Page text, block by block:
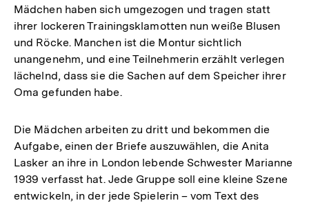
Mädchen haben sich umgezogen und tragen statt
ihrer lockeren Trainingsklamotten nun weiße Blusen
und Röcke. Manchen ist die Montur sichtlich
unangenehm, und eine Teilnehmerin erzählt verlegen
lächelnd, dass sie die Sachen auf dem Speicher ihrer
Oma gefunden habe.
Die Mädchen arbeiten zu dritt und bekommen die
Aufgabe, einen der Briefe auszuwählen, die Anita
Lasker an ihre in London lebende Schwester Marianne
1939 verfasst hat. Jede Gruppe soll eine kleine Szene
entwickeln, in der jede Spielerin – vom Text des